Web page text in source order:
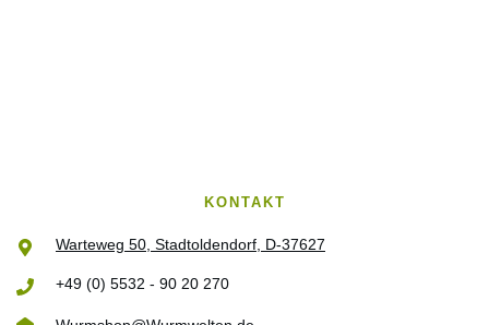
KONTAKT
Warteweg 50, Stadtoldendorf, D-37627
+49 (0) 5532 - 90 20 270